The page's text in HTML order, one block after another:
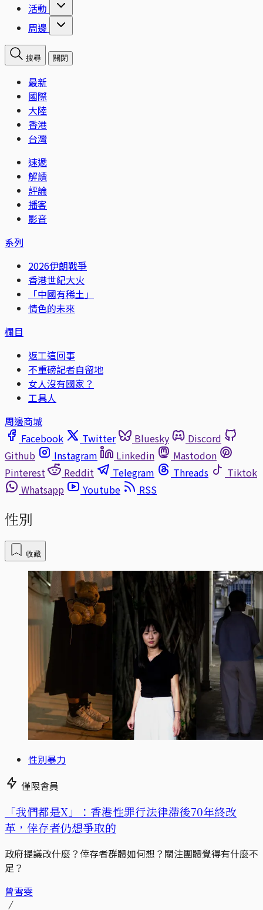
活動
周邊
搜尋 關閉
最新
國際
大陸
香港
台灣
速遞
解讀
評論
播客
影音
系列
2026伊朗戰爭
香港世紀大火
「中國有稀土」
情色的未來
欄目
返工這回事
不重磅記者自留地
女人沒有國家？
工具人
周邊商城
Facebook
Twitter Bluesky
Discord
Github
Instagram Linkedin
Mastodon
Pinterest
Reddit Telegram Threads
Tiktok
Whatsapp
Youtube RSS
性別
收藏
性別暴力
僅限會員
「我們都是X」：香港性罪行法律滯後70年終改
革，倖存者仍想爭取的
政府提議改什麼？倖存者群體如何想？關注團體覺得有什麼不
足？
曾雪雯